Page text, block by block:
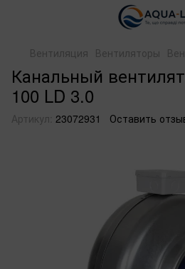
Вентиляция Вентиляторы
Канальный
100 LD 3.0
Артикул: 23072931 Оставить